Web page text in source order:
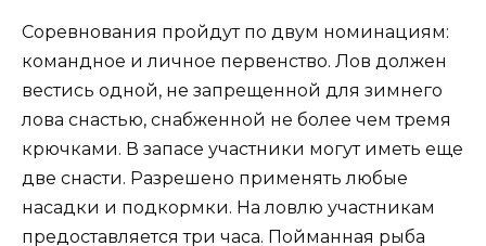
Соревнования пройдут по двум номинациям:
командное и личное первенство. Лов должен
вестись одной, не запрещенной для зимнего
лова снастью, снабженной не более чем тремя
крючками. В запасе участники могут иметь еще
две снасти. Разрешено применять любые
насадки и подкормки. На ловлю участникам
предоставляется три часа. Пойманная рыба